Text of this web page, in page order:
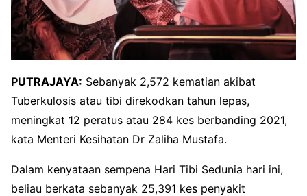
PUTRAJAYA: Sebanyak 2,572 kematian akibat
Tuberkulosis atau tibi direkodkan tahun lepas,
meningkat 12 peratus atau 284 kes berbanding 2021,
kata Menteri Kesihatan Dr Zaliha Mustafa.
Dalam kenyataan sempena Hari Tibi Sedunia hari ini,
beliau berkata sebanyak 25,391 kes penyakit